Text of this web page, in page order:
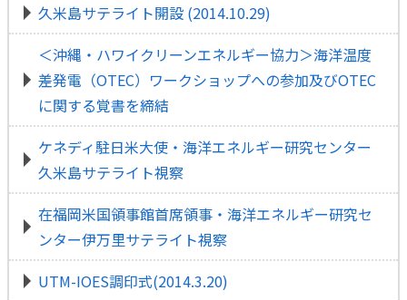
久米島サテライト開設 (2014.10.29)
＜沖縄・ハワイクリーンエネルギー協力＞海洋温度
差発電（OTEC）ワークショップへの参加及びOTEC
に関する覚書を締結
ケネディ駐日米大使・海洋エネルギー研究センター
久米島サテライト視察
在福岡米国領事館首席領事・海洋エネルギー研究セ
ンター伊万里サテライト視察
UTM-IOES調印式(2014.3.20)